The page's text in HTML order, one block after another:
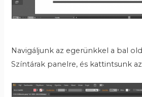
Navigáljunk az egerünkkel a bal
Színtárak panelre, és kattintsunk az